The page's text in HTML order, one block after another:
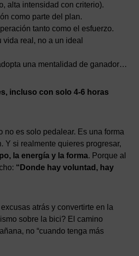
alta intensidad con criterio).
como parte del plan.
tanto como el esfuerzo.
vida real, no a un ideal
una mentalidad de ganador…
incluso con solo 4-6 horas
no es solo pedalear. Es una forma
Y si realmente quieres progresar,
la energía y la forma. Porque al
“Donde hay voluntad, hay
atrás y convertirte en la
sobre la bici? El camino
no “cuando tenga más